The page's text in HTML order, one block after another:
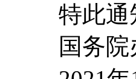
特此通
国务